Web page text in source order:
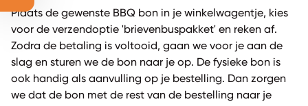
Plaats de gewenste BBQ bon in je winkelwagentje, kies
voor de verzendoptie 'brievenbuspakket' en reken af.
Zodra de betaling is voltooid, gaan we voor je aan de
slag en sturen we de bon naar je op. De fysieke bon is
ook handig als aanvulling op je bestelling. Dan zorgen
we dat de bon met de rest van de bestelling naar je